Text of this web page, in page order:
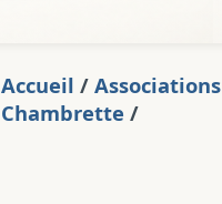
Accueil / Associations
Chambrette /